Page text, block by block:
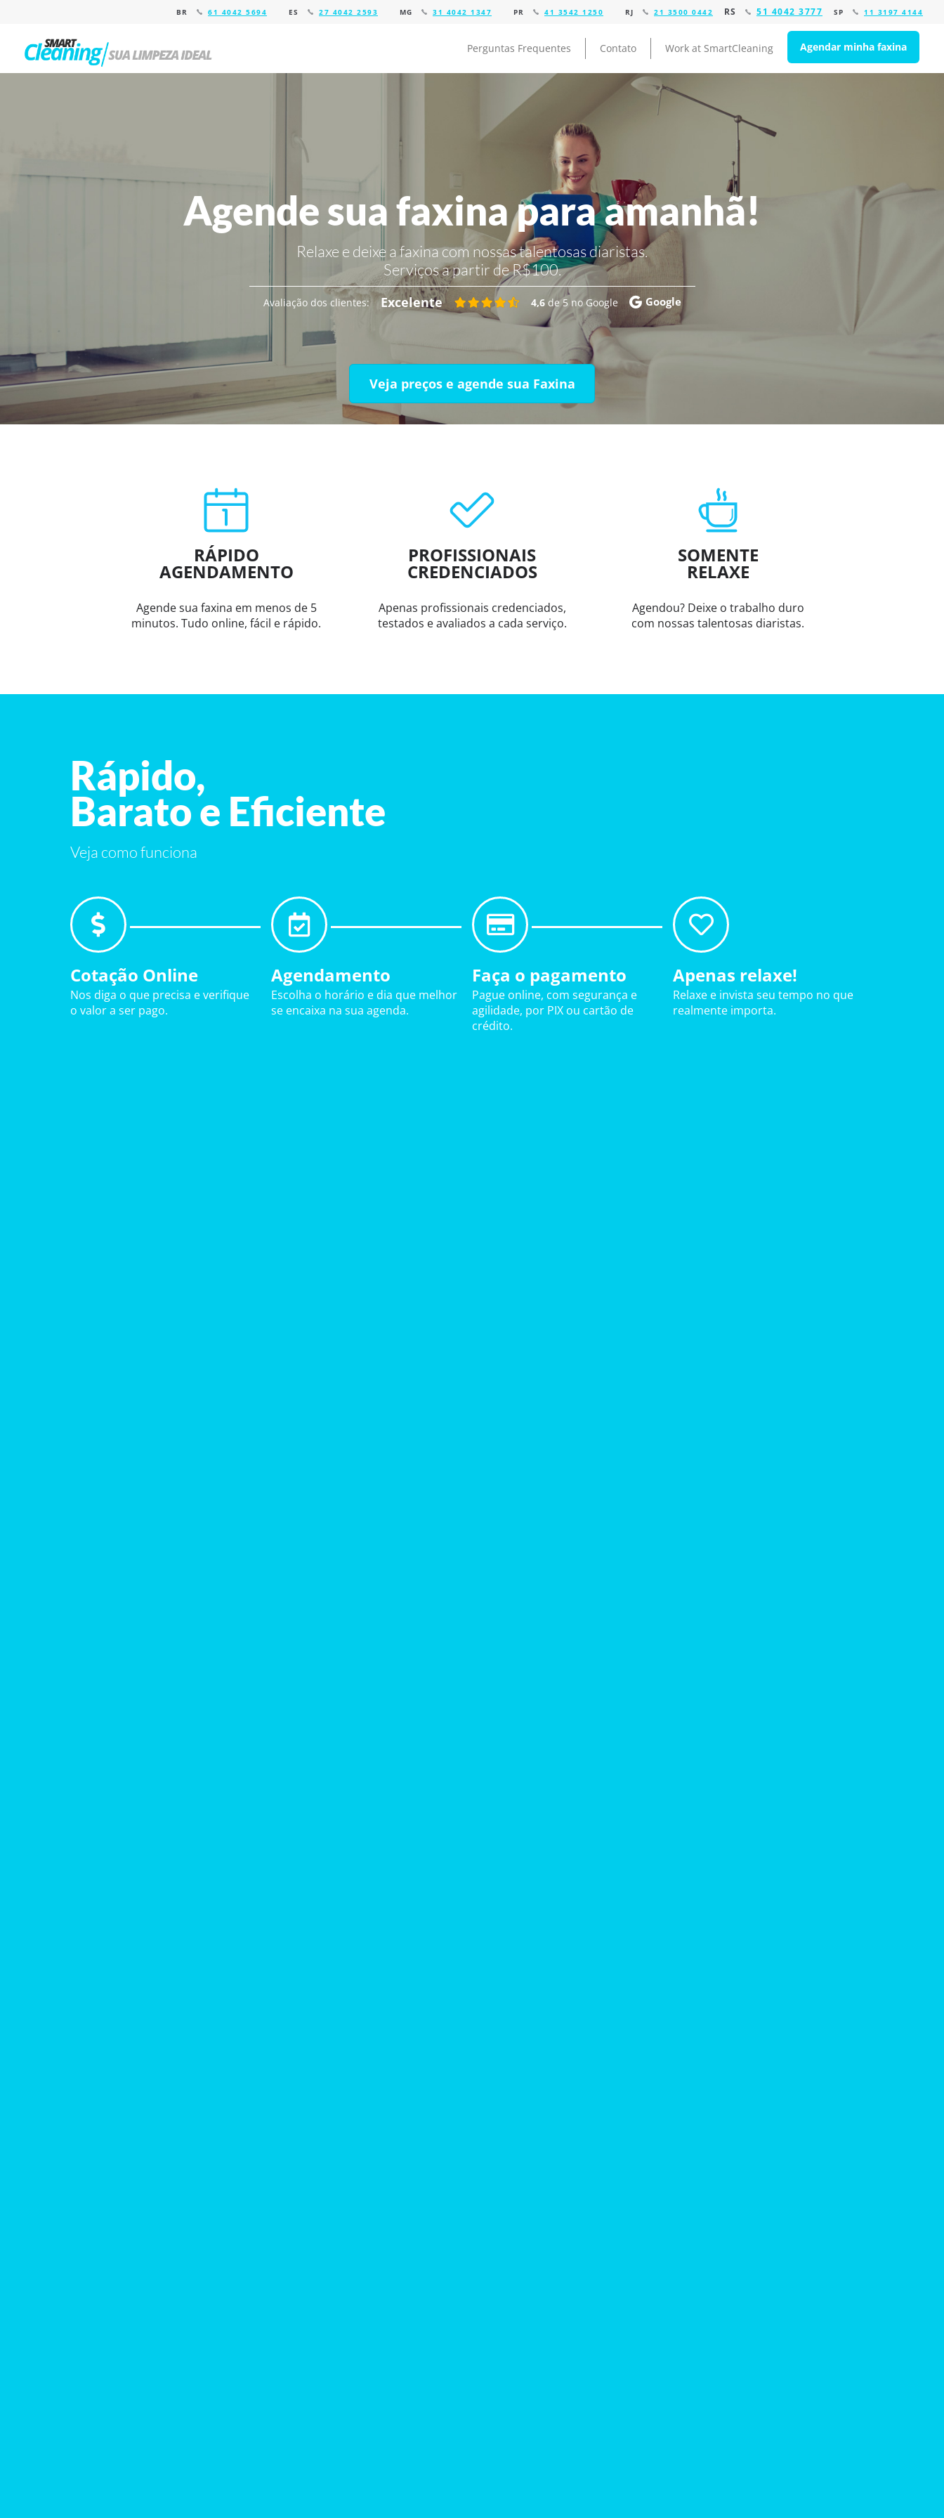
BR 61 4042 5694 ES 27 4042 2593 MG 31 4042 1347 PR 41 3542 1250 RJ 21 3500 0442 RS 51 4042 3777 SP 11 3197 4144
Perguntas Frequentes Contato Work at SmartCleaning Agendar minha faxina
Agende sua faxina para amanhã!
Relaxe e deixe a faxina com nossas talentosas diaristas.
Serviços a partir de R$100.
Avaliação dos clientes: Excelente 4,6de 5 no Google Google
Veja preços e agende sua Faxina
RÁPIDO
AGENDAMENTO
Agende sua faxina em menos de 5
minutos. Tudo online, fácil e rápido.
PROFISSIONAIS
CREDENCIADOS
Apenas profissionais credenciados,
testados e avaliados a cada serviço.
SOMENTE
RELAXE
Agendou? Deixe o trabalho duro
com nossas talentosas diaristas.
Rápido,
Barato e Eficiente
Veja como funciona
Cotação Online
Nos diga o que precisa e verifique
o valor a ser pago.
Agendamento
Escolha o horário e dia que melhor
se encaixa na sua agenda.
Faça o pagamento
Pague online, com segurança e
agilidade, por PIX ou cartão de
crédito.
Apenas relaxe!
Relaxe e invista seu tempo no que
realmente importa.